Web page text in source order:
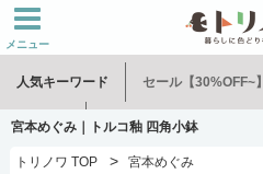
メニュー
人気キーワード セール【30%OFF~】
水谷和音 児玉修治
宮本めぐみ｜トルコ釉 四角小鉢
トリノワ TOP >
宮本めぐみ